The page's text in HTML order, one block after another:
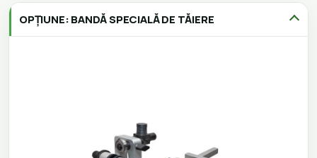
OPȚIUNE: BANDĂ SPECIALĂ DE TĂIERE